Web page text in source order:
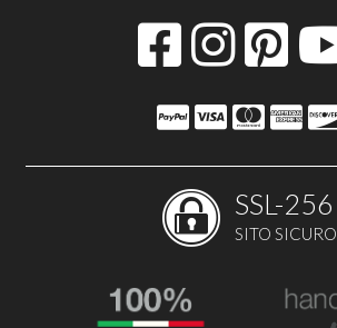
SSL-256
SITO SICURO